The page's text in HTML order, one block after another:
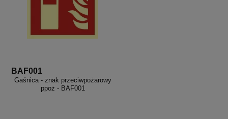
BAF001
Gaśnica - znak przeciwpożarowy
ppoż - BAF001